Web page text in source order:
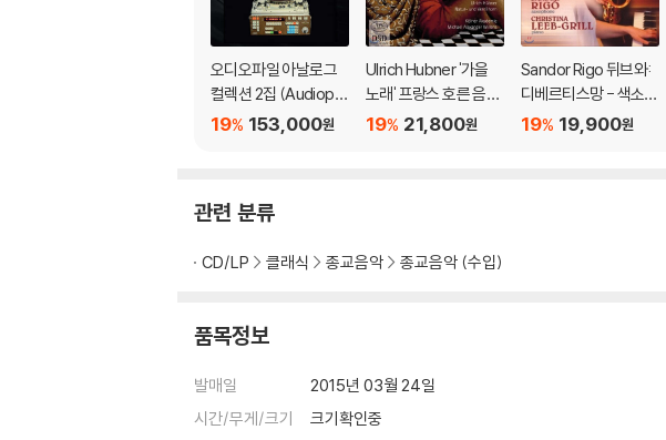
오디오파일 아날로그
컬렉션 2집 (Audiophil
e Analog Collection
153,000원
19%
Ulrich Hubner '가을
노래' 프랑스 호른 음악
- 생상스 / 샤브리에 /
21,800원
19%
Sandor Rigo 뒤브와:
디베르티스망 - 색소폰
과 피아노를 위한 작품
19,900원
19%
관련 분류
CD/LP 클래식 종교음악 종교음악 (수입)
품목정보
발매일
2015년 03월 24일
시간/무게/크기
크기확인중